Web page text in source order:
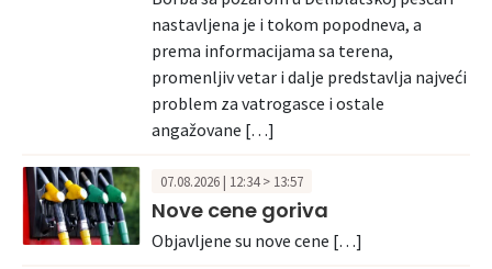
nastavljena je i tokom popodneva, a
prema informacijama sa terena,
promenljiv vetar i dalje predstavlja najveći
problem za vatrogasce i ostale
angažovane […]
07.08.2026 | 12:34 > 13:57
Nove cene goriva
Objavljene su nove cene […]